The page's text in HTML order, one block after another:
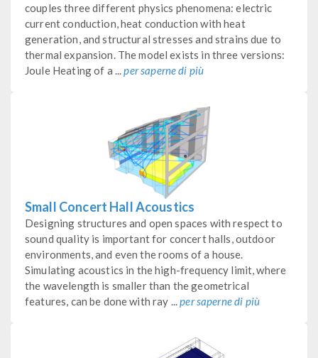
couples three different physics phenomena: electric
current conduction, heat conduction with heat
generation, and structural stresses and strains due to
thermal expansion. The model exists in three versions:
Joule Heating of a ...per saperne di più
Small Concert Hall Acoustics
Designing structures and open spaces with respect to
sound quality is important for concert halls, outdoor
environments, and even the rooms of a house.
Simulating acoustics in the high-frequency limit, where
the wavelength is smaller than the geometrical
features, can be done with ray ...per saperne di più